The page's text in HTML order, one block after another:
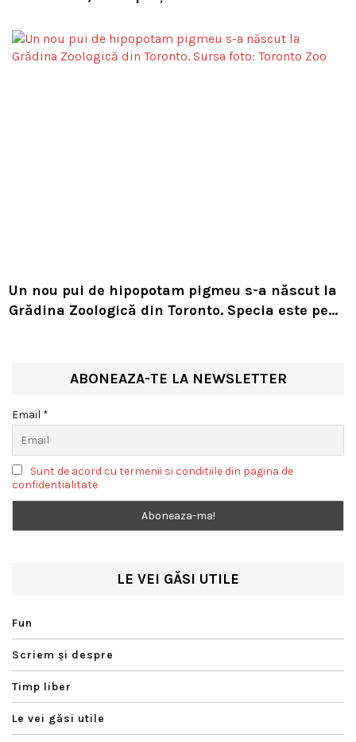
Un nou pui de hipopotam pigmeu s-a născut la
Grădina Zoologică din Toronto. Specia este pe
ABONEAZA-TE LA NEWSLETTER
Email *
Sunt de acord cu termenii si conditiile din pagina de
confidentialitate
LE VEI GĂSI UTILE
Fun
Scriem şi despre
Timp liber
Le vei găsi utile